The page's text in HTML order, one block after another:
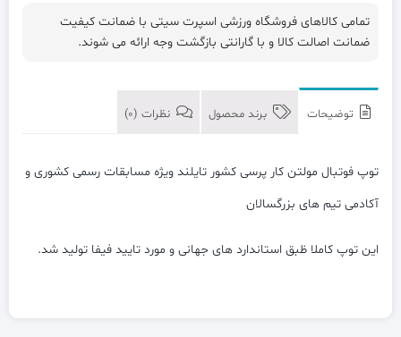
پرسی
عدد
تمامی کالاهای فروشگاه ورزشی اسپرت سیتی با ضمانت کیفیت
ضمانت اصالت کالا و با گارانتی بازگشت وجه ارائه می شوند.
توضیحات برند محصول نظرات (0)
توپ فوتبال مولتن کار پرسی کشور تایلند ویژه مسابقات رسمی کشوری و
آکادمی تیم های بزرگسالان
این توپ کاملا ظبق استاندارد های جهانی و مورد تایید فیفا تولید شد.